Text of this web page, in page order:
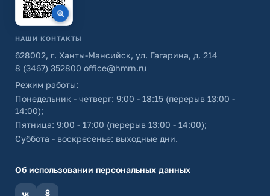
НАШИ КОНТАКТЫ
628002, г. Ханты-Мансийск, ул. Гагарина, д. 214
8 (3467) 352800 office@hmrn.ru
Режим работы:
Понедельник - четверг: 9:00 - 18:15 (перерыв 13:00 -
14:00);
Пятница: 9:00 - 17:00 (перерыв 13:00 - 14:00);
Суббота - воскресенье: выходные дни.
Об использовании персональных данных